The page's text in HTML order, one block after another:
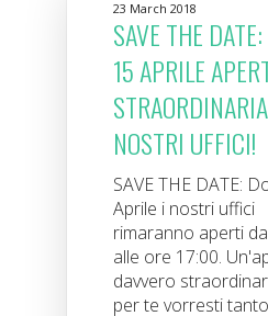
23 March 2018
SAVE THE
15 APRILE
NOSTRI UFFICI!
SAVE THE DATE:
Aprile i nostri uffici
rimaranno aperti
alle ore 17:00.
davvero
per te vorresti